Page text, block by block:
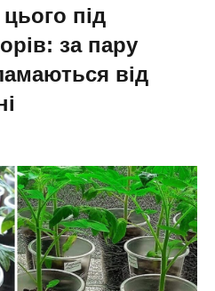
під
за пару
від